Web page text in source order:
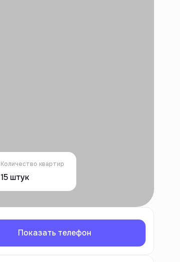
Количество квартир
15 штук
Показать телефон